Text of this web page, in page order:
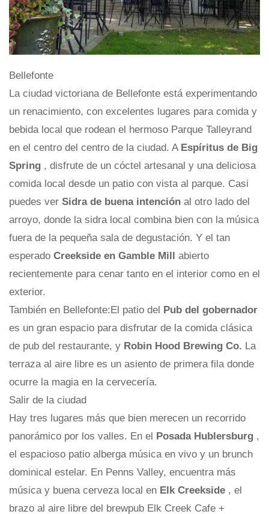
Bellefonte
La ciudad victoriana de Bellefonte está experimentando
un renacimiento, con excelentes lugares para comida y
bebida local que rodean el hermoso Parque Talleyrand
en el centro del centro de la ciudad. A Espíritus de Big
Spring , disfrute de un cóctel artesanal y una deliciosa
comida local desde un patio con vista al parque. Casi
puedes ver Sidra de buena intención al otro lado del
arroyo, donde la sidra local combina bien con la música
fuera de la pequeña sala de degustación. Y el tan
esperado Creekside en Gamble Mill abierto
recientemente para cenar tanto en el interior como en el
exterior.
También en Bellefonte:El patio del
Pub del gobernador
es un gran espacio para disfrutar de la comida clásica
de pub del restaurante, y Robin Hood Brewing Co. La
terraza al aire libre es un asiento de primera fila donde
ocurre la magia en la cervecería.
Salir de la ciudad
Hay tres lugares más que bien merecen un recorrido
panorámico por los valles. En el
Posada Hublersburg ,
el espacioso patio alberga música en vivo y un brunch
dominical estelar. En Penns Valley, encuentra más
música y buena cerveza local en Elk Creekside , el
brazo al aire libre del brewpub Elk Creek Cafe +